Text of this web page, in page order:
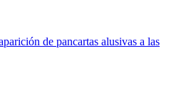
de pancartas alusivas a las